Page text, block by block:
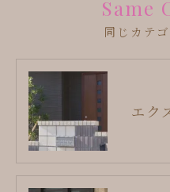
同じカテ
Same
エク